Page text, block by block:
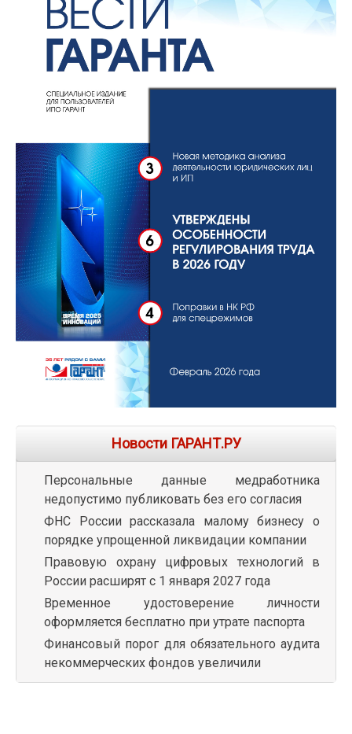
Новости ГАРАНТ.РУ
Персональные данные медработника
недопустимо публиковать без его согласия
ФНС России рассказала малому бизнесу о
порядке упрощенной ликвидации компании
Правовую охрану цифровых технологий в
России расширят с 1 января 2027 года
Временное удостоверение личности
оформляется бесплатно при утрате паспорта
Финансовый порог для обязательного аудита
некоммерческих фондов увеличили